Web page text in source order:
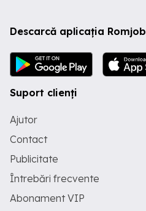
Descarcă aplicația Romjob
Suport clienți
Ajutor
Contact
Publicitate
Întrebări frecvente
Abonament VIP